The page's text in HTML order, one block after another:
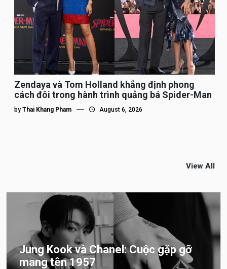
Zendaya và Tom Holland khẳng định phong
cách đôi trong hành trình quảng bá Spider-Man
by Thai Khang Pham August 6, 2026
View All
Jung Kook và Chanel: Cuộc gặp gỡ
mang tên 1957